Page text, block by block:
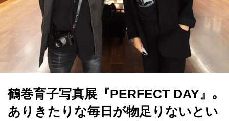
鶴巻育子写真展『PERFECT DAY』｡
ありきたりな毎日が物足りないとい